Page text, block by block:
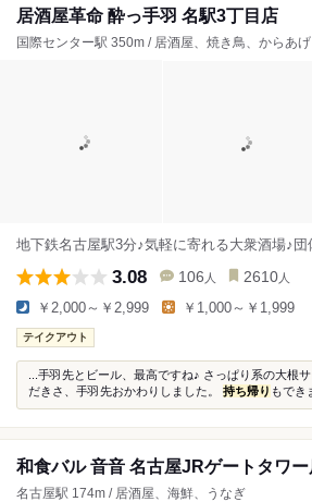
居酒屋革命 酔っ手羽 名駅3丁目店
国際センター駅 350m / 居酒屋、焼き鳥、からあげ
地下鉄名古屋駅3分♪気軽に寄れる大衆酒場♪
3.08 106 人 2610 人
￥2,000～￥2,999 ￥1,000～￥1,999
テイクアウト
...手羽先とビール、最高ですね♪ さっぱり系の大根
だきさ、手羽先おかわりしました。 持ち帰り もでき
和食バル 音音 名古屋JRゲートタワー
名古屋駅 174m / 居酒屋、海鮮、うなぎ